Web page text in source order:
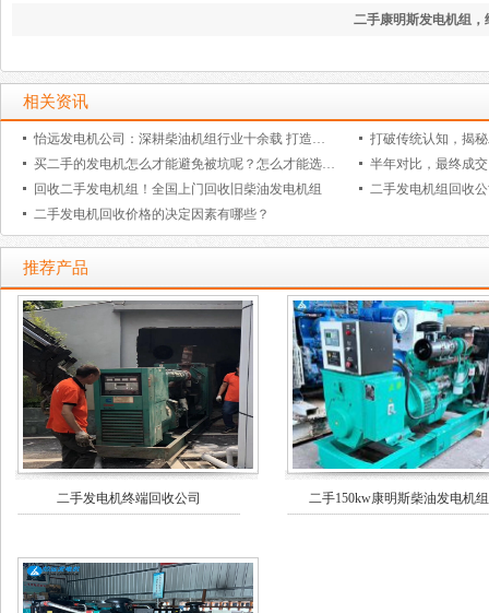
二手康明斯发电机组
相关资讯
怡远发电机公司：深耕柴油机组行业十余载 打造全链条一站式电力解决方案
买二手的发电机怎么才能避免被坑呢？怎么才能选到质量好的柴油发电机组呢？
回收二手发电机组！全国上门回收旧柴油发电机组
二手发电机回收价格的决定因素有哪些？
推荐产品
二手发电机终端回收公司 二手150kw康明斯柴油发电机组